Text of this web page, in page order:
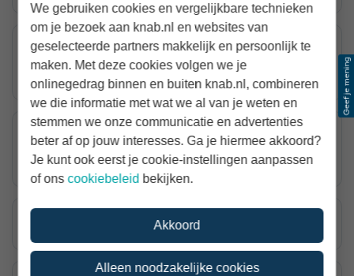
welke taken worden verplaatst naar een koeler
moment;
wie zorgt voor water, schaduw, ventilatie of
koeling;
wat er gebeurt als werken onveilig wordt;
We gebruiken cookies en vergelijkbare technieken
om je bezoek aan knab.nl en websites van
geselecteerde partners makkelijk en persoonlijk te
maken. Met deze cookies volgen we je
onlinegedrag binnen en buiten knab.nl, combineren
we die informatie met wat we al van je weten en
stemmen we onze communicatie en advertenties
beter af op jouw interesses. Ga je hiermee akkoord?
Je kunt ook eerst je cookie-instellingen aanpassen
of onscookiebeleid bekijken.
Akkoord
Alleen noodzakelijke cookies